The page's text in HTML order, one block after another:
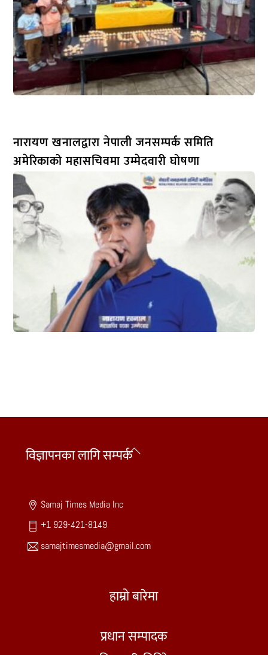
नारायण खनालद्वारा नेपाली जनसम्पर्क समिति
अमेरिकाको महासचिवमा उम्मेदवारी घोषणा
Back
विज्ञापनका लागि सम्पर्क
Samaj Times Media Inc
+1 929-421-8149
samajtimesmedia@gmail.com
हाम्रो बारेमा
प्रधान सम्पादक